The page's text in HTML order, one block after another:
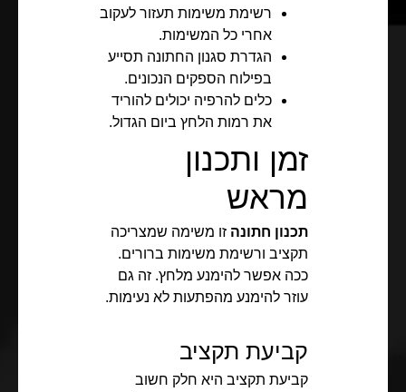
רשימת משימות תעזור לעקוב
אחרי כל המשימות.
הגדרת סגנון החתונה תסייע
בפילוח הספקים הנכונים.
כלים להרפיה יכולים להוריד
את רמות הלחץ ביום הגדול.
זמן ותכנון
מראש
תכנון חתונה זו משימה שמצריכה
תקציב ורשימת משימות ברורים.
ככה אפשר להימנע מלחץ. זה גם
עוזר להימנע מהפתעות לא נעימות.
קביעת תקציב
קביעת תקציב היא חלק חשוב